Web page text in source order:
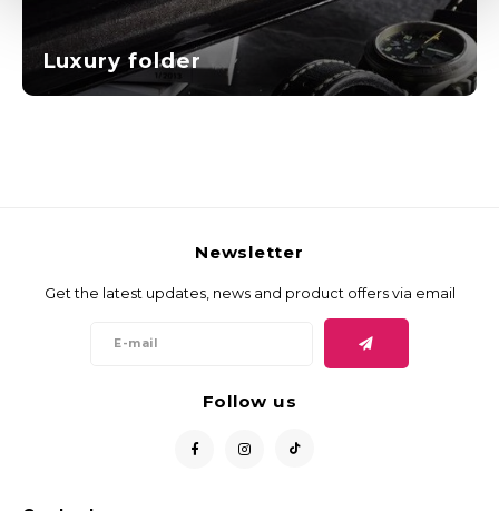
Luxury folder
Newsletter
Get the latest updates, news and product offers via email
Follow us